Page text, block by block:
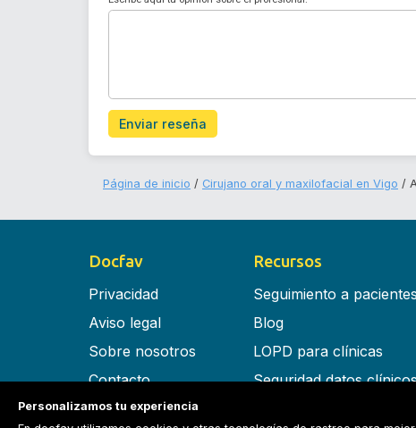
Enviar reseña
Página de inicio Cirujano oral y maxilofacial en Vigo
Docfav
Privacidad
Aviso legal
Sobre nosotros
Contacto
Términos y condiciones
Recursos
Seguimiento a pacientes
Blog
LOPD para clínicas
Seguridad datos
Personalizamos tu experiencia